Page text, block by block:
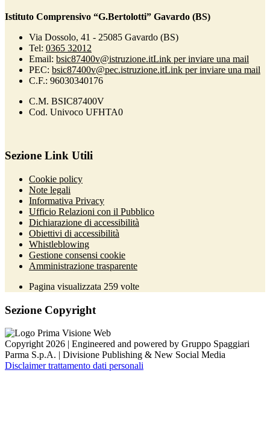
Istituto Comprensivo “G.Bertolotti” Gavardo (BS)
Via Dossolo, 41 - 25085 Gavardo (BS)
Tel: 0365 32012
Email: bsic87400v@istruzione.itLink per inviare una mail
PEC: bsic87400v@pec.istruzione.itLink per inviare una mail
C.F.: 96030340176
C.M. BSIC87400V
Cod. Univoco UFHTA0
Sezione Link Utili
Cookie policy
Note legali
Informativa Privacy
Ufficio Relazioni con il Pubblico
Dichiarazione di accessibilità
Obiettivi di accessibilità
Whistleblowing
Gestione consensi cookie
Amministrazione trasparente
Pagina visualizzata 259 volte
Sezione Copyright
Copyright 2026 | Engineered and powered by Gruppo Spaggiari
Parma S.p.A. | Divisione Publishing & New Social Media
Disclaimer trattamento dati personali